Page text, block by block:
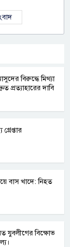
বিরুদ্ধে মিথ্যা
প্রত্যাহারের দাবি
বাস খাদে: নিহত
যুবলীগের বিক্ষোভ